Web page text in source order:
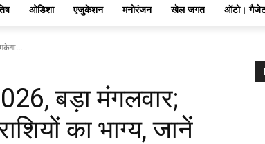
ओडिशा एजुकेशन मनोरंजन खेल जगत ऑटो।
बड़ा मंगलवार;
का भाग्य, जानें